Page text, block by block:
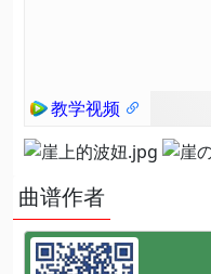
教学视频
曲谱作者